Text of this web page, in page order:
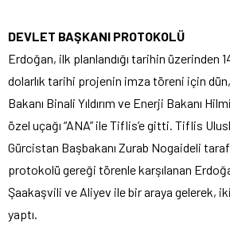
DEVLET BAŞKANI PROTOKOLÜ
Erdoğan, ilk planlandığı tarihin üzerinden
dolarlık tarihi projenin imza töreni için
Bakanı Binali Yıldırım ve Enerji Bakanı
özel uçağı “ANA” ile Tiflis’e gitti. Tiflis
Gürcistan Başbakanı Zurab Nogaideli
protokolü gereği törenle karşılanan
Şaakaşvili ve Aliyev ile bir araya gelerek,
yaptı.